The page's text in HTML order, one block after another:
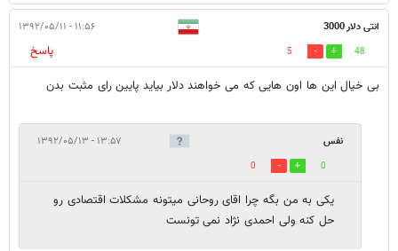
انتی دلار 3000 ۱۱:۵۶ - ۱۳۹۲/۰۵/۱۱
48
5
پاسخ
بی خیال این ها اون هایی که می خواهند دلار بیاید پایین رای مثبت بدن
نفس ۱۳:۵۷ - ۱۳۹۲/۰۵/۱۳
0
0
یکی به من بگه چرا اقای روحانی میتونه مشکلات اقتصادی رو
حل کنه ولی احمدی نژاد نمی تونست